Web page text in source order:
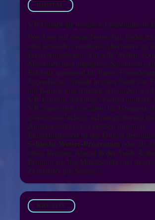
DIGITAL
VR Games als moderne Freizeitidee in
Wer Lust auf etwas Neues hat, findet mit
eine besonders moderne Alternative zu
Freizeitangeboten. Virtuelle Welten,
Missionen und interaktive Spielmodi
Erlebnis spannend für Paare,
Jugendliche. Gerade in einer Stadt wie
mit Barock und Altstadt verbunden
VR-Erlebnis für einen bewusst anderen
VR eignet sich vor allem für Gruppen,
gemeinsam lachen, sich ausprobieren
Außergewöhnliches erleben möchten.
Empfehlenswert ist das Format
Schlecht-Wetter-Programm oder als
einen längeren Abend in der Stadt.
Planung auf das Mindestalter und
Zeitfenster pro Session.
KREATIV